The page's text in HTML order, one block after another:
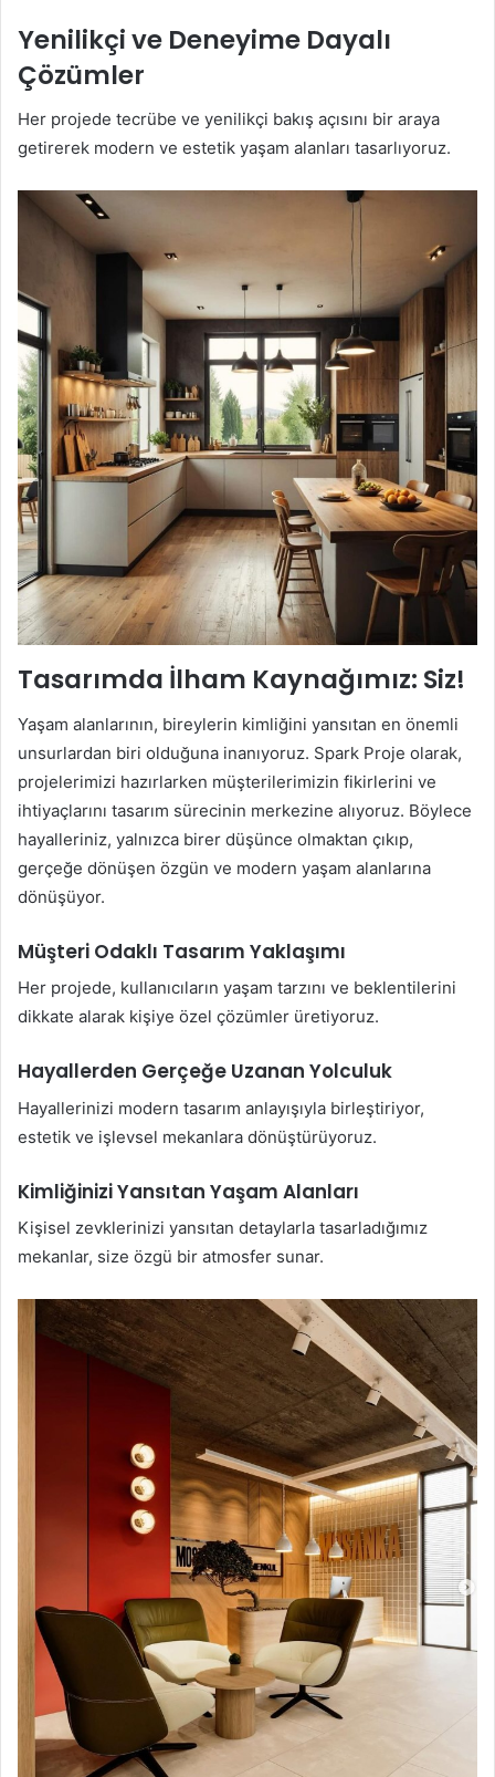
Yenilikçi ve Deneyime Dayalı
Çözümler
Her projede tecrübe ve yenilikçi bakış açısını bir araya
getirerek modern ve estetik yaşam alanları tasarlıyoruz.
Tasarımda İlham Kaynağımız: Siz!
Yaşam alanlarının, bireylerin kimliğini yansıtan en önemli
unsurlardan biri olduğuna inanıyoruz. Spark Proje olarak,
projelerimizi hazırlarken müşterilerimizin fikirlerini ve
ihtiyaçlarını tasarım sürecinin merkezine alıyoruz. Böylece
hayalleriniz, yalnızca birer düşünce olmaktan çıkıp,
gerçeğe dönüşen özgün ve modern yaşam alanlarına
dönüşüyor.
Müşteri Odaklı Tasarım Yaklaşımı
Her projede, kullanıcıların yaşam tarzını ve beklentilerini
dikkate alarak kişiye özel çözümler üretiyoruz.
Hayallerden Gerçeğe Uzanan Yolculuk
Hayallerinizi modern tasarım anlayışıyla birleştiriyor,
estetik ve işlevsel mekanlara dönüştürüyoruz.
Kimliğinizi Yansıtan Yaşam Alanları
Kişisel zevklerinizi yansıtan detaylarla tasarladığımız
mekanlar, size özgü bir atmosfer sunar.